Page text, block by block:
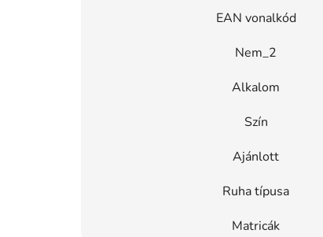
EAN vonalkód
Nem_2
Alkalom
Szín
Ajánlott
Ruha típusa
Matricák